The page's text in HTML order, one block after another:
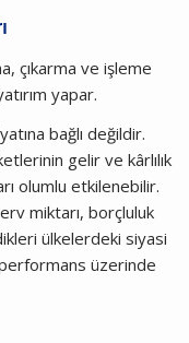
çıkarma ve işleme
yapar.
bağlı değildir.
gelir ve kârlılık
olumlu etkilenebilir.
miktarı, borçluluk
ülkelerdeki siyasi
üzerinde